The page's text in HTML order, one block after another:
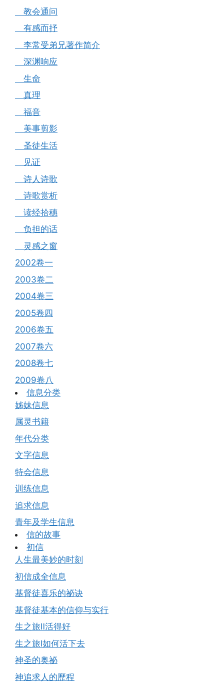
教会通问
有感而抒
李常受弟兄著作简介
深渊响应
生命
真理
福音
美事剪影
圣徒生活
见证
诗人诗歌
诗歌赏析
读经拾穗
负担的话
灵感之窗
2002卷一
2003卷二
2004卷三
2005卷四
2006卷五
2007卷六
2008卷七
2009卷八
信息分类
姊妹信息
属灵书籍
年代分类
文字信息
特会信息
训练信息
追求信息
青年及学生信息
信的故事
初信
人生最美妙的时刻
初信成全信息
基督徒喜乐的祕诀
基督徒基本的信仰与实行
生之旅Ⅱ活得好
生之旅Ⅰ如何活下去
神圣的奥祕
神追求人的歷程